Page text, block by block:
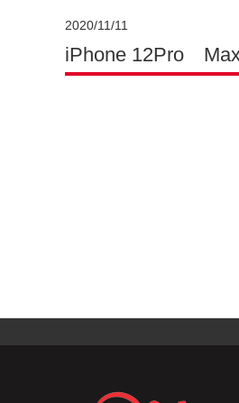
2020/11/11
iPhone 12Pro